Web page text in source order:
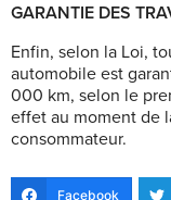
GARANTIE DES
Enfin, selon la Loi,
automobile est
000 km, selon le
effet au moment de
consommateur.
Facebook